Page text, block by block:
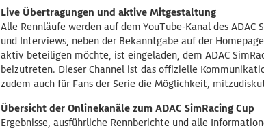
Live Übertragungen und aktive Mitgestaltung
Alle Rennläufe werden auf dem YouTube-Kanal des
und Interviews, neben der Bekanntgabe auf der
aktiv beteiligen möchte, ist eingeladen, dem ADAC
beizutreten. Dieser Channel ist das offizielle
zudem auch für Fans der Serie die Möglichkeit,
Übersicht der Onlinekanäle zum ADAC SimRacing Cup
Ergebnisse, ausführliche Rennberichte und alle